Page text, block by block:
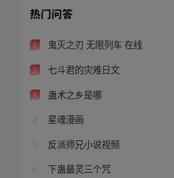
热门问答
1 鬼灭之刃 无限列车 在线
2 七斗君的灾难日文
3 蛊术之乡是哪
4 星魂漫画
5 反派师兄小说视频
6 下蛊最灵三个咒